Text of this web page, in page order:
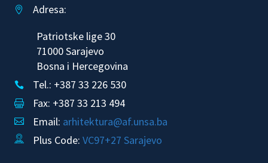


Adresa:
Patriotske lige 30
71000 Sarajevo
Bosna i Hercegovina

 Tel.: +387 33 226 530

 Fax: +387 33 213 494

 Email: arhitektura@af.unsa.ba

 Plus Code: VC97+27 Sarajevo